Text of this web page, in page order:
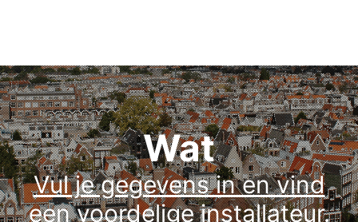
Wat
Vul je gegevens in en vind
een voordelige installateur.